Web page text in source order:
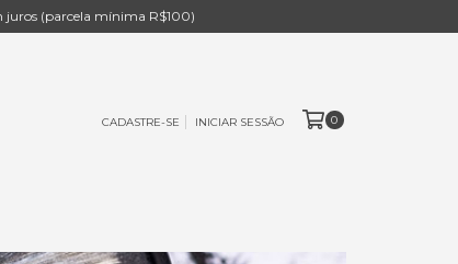
juros (parcela mínima R$100)
CADASTRE-SE INICIAR SESSÃO 0